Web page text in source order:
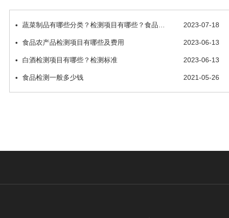
2023-07-18
蔬菜制品有哪些分类？检测项目有哪些？食品…
2023-06-13
食品农产品检测项目有哪些及费用
2023-06-13
白酒检测项目有哪些？检测标准
2021-05-26
食品检测一般多少钱